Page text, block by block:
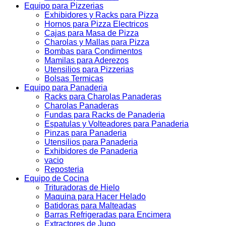
Equipo para Pizzerias
Exhibidores y Racks para Pizza
Hornos para Pizza Electricos
Cajas para Masa de Pizza
Charolas y Mallas para Pizza
Bombas para Condimentos
Mamilas para Aderezos
Utensilios para Pizzerias
Bolsas Termicas
Equipo para Panaderia
Racks para Charolas Panaderas
Charolas Panaderas
Fundas para Racks de Panaderia
Espatulas y Volteadores para Panaderia
Pinzas para Panaderia
Utensilios para Panaderia
Exhibidores de Panaderia
vacio
Reposteria
Equipo de Cocina
Trituradoras de Hielo
Maquina para Hacer Helado
Batidoras para Malteadas
Barras Refrigeradas para Encimera
Extractores de Jugo